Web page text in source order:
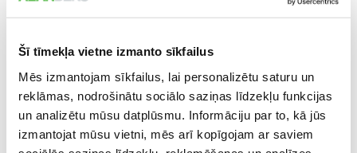
Šī tīmekļa vietne izmanto sīkfailus
Mēs izmantojam sīkfailus, lai personalizētu saturu un
reklāmas, nodrošinātu sociālo saziņas līdzekļu funkcijas
un analizētu mūsu datplūsmu. Informāciju par to, kā jūs
izmantojat mūsu vietni, mēs arī kopīgojam ar saviem
Факс: +371 638 222 64
Расположение в торговом центре